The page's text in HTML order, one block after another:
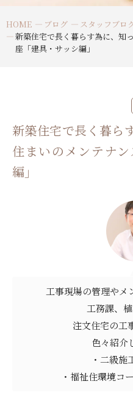
HOME ブログ
スタッフブロ
新築住宅で長く暮らす為に、知
座「建具・サッシ編」
新築住宅で長く暮ら
住まいのメンテナ
編」
工事現場の管理やメ
工務課、植
注文住宅の工
色々紹介
・二級施
・福祉住環境コ